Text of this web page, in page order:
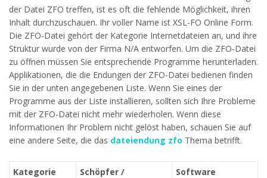
der Datei ZFO treffen, ist es oft die fehlende Möglichkeit, ihren
Inhalt durchzuschauen. Ihr voller Name ist XSL-FO Online Form.
Die ZFO-Datei gehört der Kategorie Internetdateien an, und ihre
Struktur wurde von der Firma N/A entworfen. Um die ZFO-Datei
zu öffnen müssen Sie entsprechende Programme herunterladen.
Applikationen, die die Endungen der ZFO-Datei bedienen finden
Sie in der unten angegebenen Liste. Wenn Sie eines der
Programme aus der Liste installieren, sollten sich Ihre Probleme
mit der ZFO-Datei nicht mehr wiederholen. Wenn diese
Informationen Ihr Problem nicht gelöst haben, schauen Sie auf
eine andere Seite, die das dateiendung zfo Thema betrifft.
Kategorie
Schöpfer /
Software